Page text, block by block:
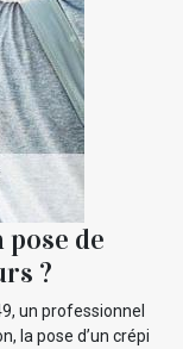
de
?
un professionnel
la pose d’un crépi